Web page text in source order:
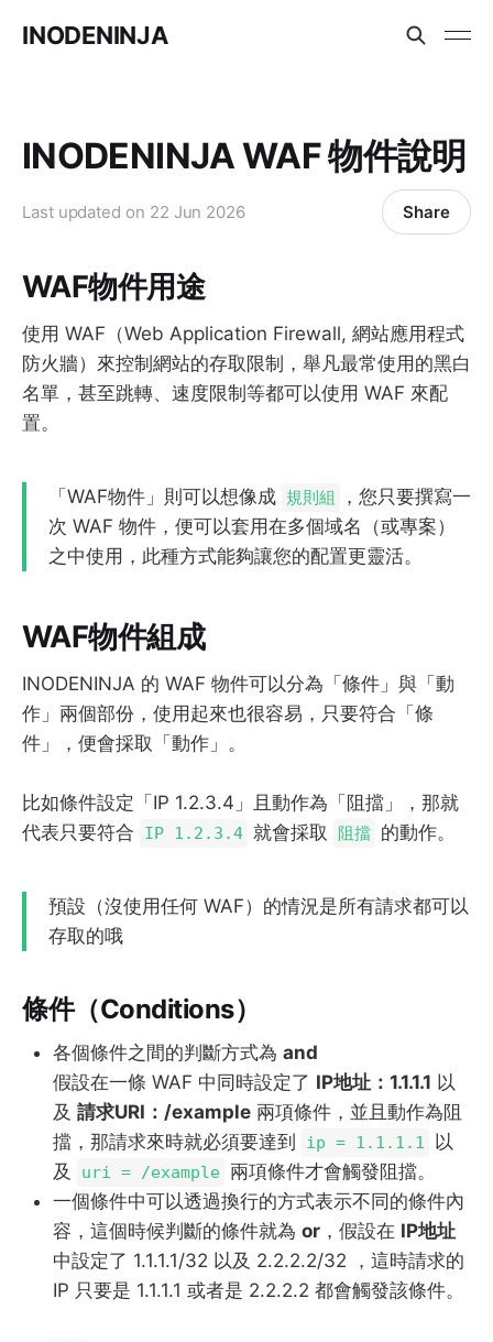
INODENINJA
INODENINJA WAF 物件說明
Last updated on 22 Jun 2026 Share
WAF物件用途
使用 WAF（Web Application Firewall, 網站應用程式
防火牆）來控制網站的存取限制，舉凡最常使用的黑白
名單，甚至跳轉、速度限制等都可以使用 WAF 來配
置。
「WAF物件」則可以想像成 規則組
，您只要撰寫一
次 WAF 物件，便可以套用在多個域名（或專案）
之中使用，此種方式能夠讓您的配置更靈活。
WAF物件組成
INODENINJA 的 WAF 物件可以分為「條件」與「動
作」兩個部份，使用起來也很容易，只要符合「條
件」，便會採取「動作」。
比如條件設定「IP 1.2.3.4」且動作為「阻擋」，那就
代表只要符合
IP 1.2.3.4 就會採取 阻擋 的動作。
預設（沒使用任何 WAF）的情況是所有請求都可以
存取的哦
條件（Conditions）
各個條件之間的判斷方式為 and
假設在一條 WAF 中同時設定了 IP地址：1.1.1.1 以
及 請求URI：/example 兩項條件，並且動作為阻
擋，那請求來時就必須要達到
ip = 1.1.1.1
以
及
uri = /example 兩項條件才會觸發阻擋。
一個條件中可以透過換行的方式表示不同的條件內
容，這個時候判斷的條件就為 or ，假設在 IP地址
中設定了 1.1.1.1/32 以及 2.2.2.2/32 ，這時請求的
IP 只要是 1.1.1.1 或者是 2.2.2.2 都會觸發該條件。